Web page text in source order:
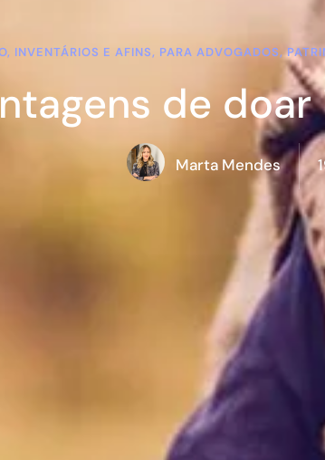
INVENTÁRIOS E AFINS, PARA ADVOGADOS,
de
Marta Mendes